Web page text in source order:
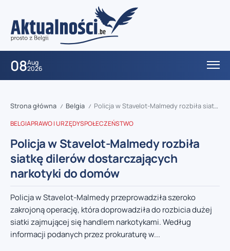
08Aug
2026
Strona główna / Belgia / Policja w Stavelot-Malmedy rozbiła siatkę dilerów dostarczających narkotyki do domów
BELGIAPRAWO I URZĘDYSPOŁECZEŃSTWO
Policja w Stavelot-Malmedy rozbiła
siatkę dilerów dostarczających
narkotyki do domów
Policja w Stavelot-Malmedy przeprowadziła szeroko
zakrojoną operację, która doprowadziła do rozbicia dużej
siatki zajmującej się handlem narkotykami. Według
informacji podanych przez prokuraturę w...